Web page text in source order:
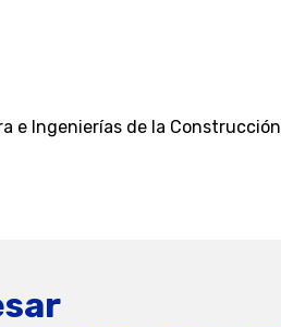
e Ingenierías de la Construcción